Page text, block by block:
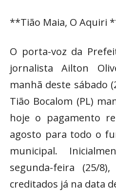
**Tião Maia, O Aquiri
O porta-voz da
jornalista Ailton
manhã deste sábado
Tião Bocalom (PL)
hoje o pagamento
agosto para todo o
municipal.
segunda-feira (25/
creditados já na data